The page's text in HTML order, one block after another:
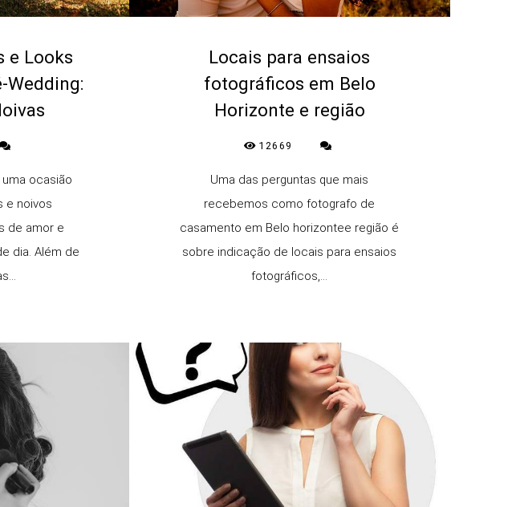
e Looks
Wedding:
ocasião
e noivos
de amor e
dia. Além de
Locais para ensaios
fotográficos em Belo
Horizonte e região
12669
Uma das perguntas que mais
recebemos como fotografo de
casamento em Belo horizontee região é
sobre indicação de locais para ensaios
fotográficos,...